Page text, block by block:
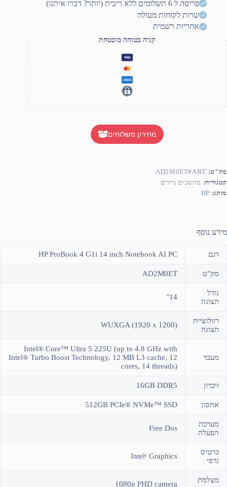
פריסה ל 6 תשלומים ללא ריבית (יותר? דברו איתנו)
שרות לקוחות מעולה
אחריות רשמית
קניה בטוחה מובטחת
מחירון משלוחים
מק"ט: AD2M0ET#ABT
קטגוריה: מחשבים ניידים
מותג: HP
מידע נוסף
דגם HP ProBook 4 G1i 14 inch Notebook AI PC
מק"ט AD2M0ET
גודל
תצוגה
14"
רזולוציית
תצוגה
WUXGA (1920 x 1200)
מעבד
Intel® Core™ Ultra 5 225U (up to 4.8 GHz with
Intel® Turbo Boost Technology, 12 MB L3 cache, 12
cores, 14 threads)
זיכרון 16GB DDR5
אחסון 512GB PCIe® NVMe™ SSD
מערכת
הפעלה
Free Dos
כרטיס
גרפי
Intelᵉ Graphics
מצלמת
1080p FHD camera